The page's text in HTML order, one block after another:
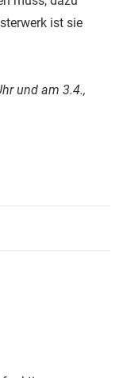
ist sie
und am 3.4.,